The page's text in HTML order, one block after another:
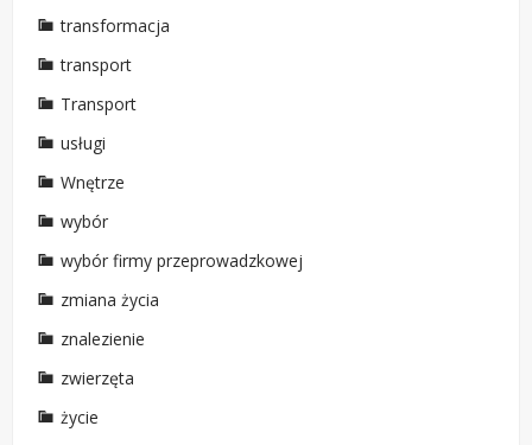
transformacja
transport
Transport
usługi
Wnętrze
wybór
wybór firmy przeprowadzkowej
zmiana życia
znalezienie
zwierzęta
życie